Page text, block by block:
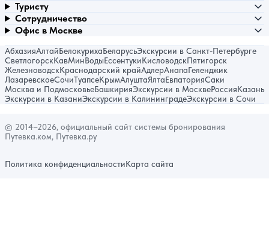
Туристу
Сотрудничество
Офис в Москве
АбхазияАлтайБелокурихаБеларусьЭкскурсии в Санкт-Петербурге
СветлогорскКавМинВодыЕссентукиКисловодскПятигорск
ЖелезноводскКраснодарский крайАдлерАнапаГеленджик
ЛазаревскоеСочиТуапсеКрымАлуштаЯлтаЕвпаторияСаки
Москва и ПодмосковьеБашкирияЭкскурсии в МосквеРоссияКазань
Экскурсии в КазаниЭкскурсии в КалининградеЭкскурсии в Сочи
© 2014–2026, официальный сайт системы бронирования
Путевка.ком, Путевка.ру
Политика конфиденциальностиКарта сайта